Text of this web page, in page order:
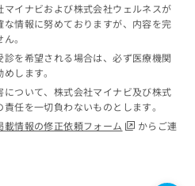
イナビおよび株式会社ウェルネスが
情報に努めておりますが、内容を完
。
を希望される場合は、必ず医療機関
します。
ついて、株式会社マイナビ及び株式
任を一切負わないものとします。
載情報の修正依頼フォーム
からご連